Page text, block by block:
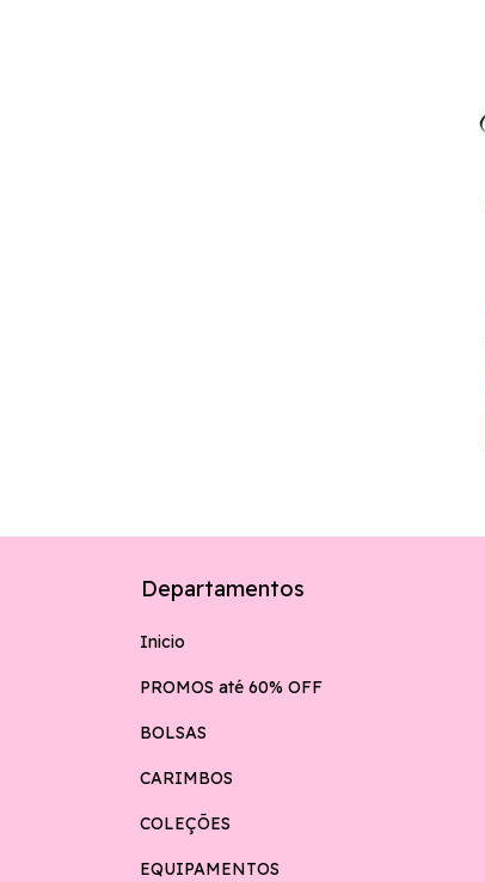
Departamentos
Inicio
PROMOS até 60% OFF
BOLSAS
CARIMBOS
COLEÇÕES
EQUIPAMENTOS